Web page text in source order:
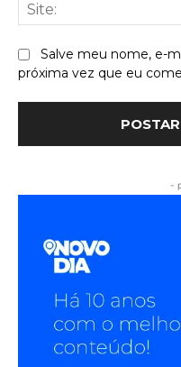
Salve meu nome, e-
próxima vez que eu
-